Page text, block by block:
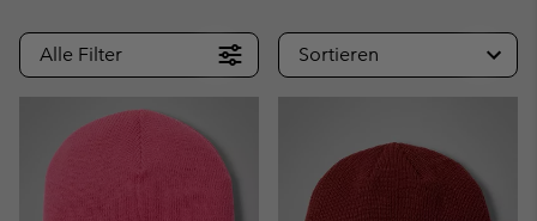
Alle Filter Sortieren